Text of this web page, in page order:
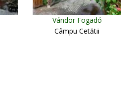
Vándor Fogadó
Câmpu Cetătii